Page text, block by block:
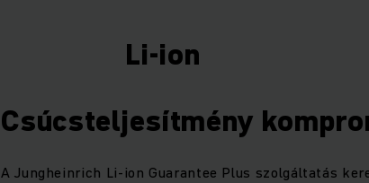
Li-ion
Csúcsteljesítmény
A Jungheinrich Li-ion Guarantee Plus szolgáltatás